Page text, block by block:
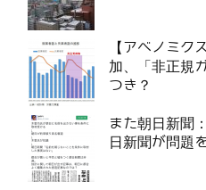
【アベノミク
加、「非正規
つき？
また朝日新聞
日新聞が問題